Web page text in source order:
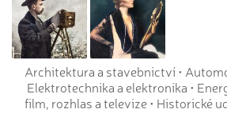
Architektura a stavebnictví•
Elektrotechnika a elektronika •
film, rozhlas a televize• Historické